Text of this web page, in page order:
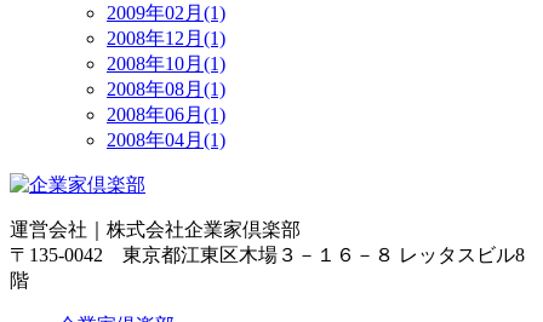
2009年02月(1)
2008年12月(1)
2008年10月(1)
2008年08月(1)
2008年06月(1)
2008年04月(1)
運営会社｜ 株式会社企業家倶楽部
〒135-0042 東京都江東区木場３－１６－８ レッタスビル8
階